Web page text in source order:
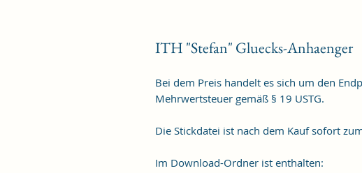
ITH "Stefan" Gluecks-Anhaenger
Bei dem Preis handelt es sich um den
Mehrwertsteuer gemäß § 19 USTG.
Die Stickdatei ist nach dem Kauf sofort
Im Download-Ordner ist enthalten: